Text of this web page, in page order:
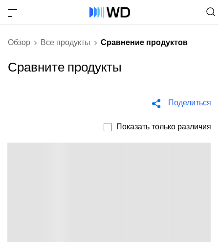
Обзор Все продукты Сравнение продуктов
Сравните продукты
Поделиться
Показать только различия